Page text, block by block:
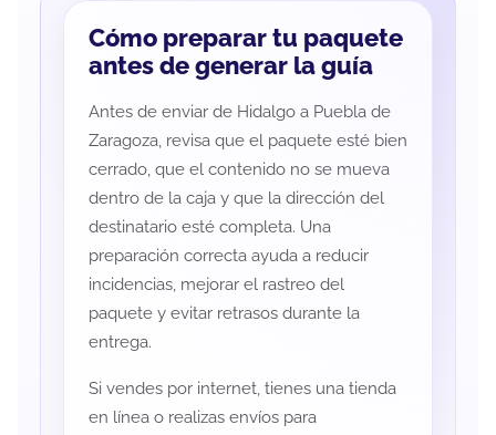
Cómo preparar tu paquete
antes de generar la guía
Antes de enviar de Hidalgo a Puebla de
Zaragoza, revisa que el paquete esté bien
cerrado, que el contenido no se mueva
dentro de la caja y que la dirección del
destinatario esté completa. Una
preparación correcta ayuda a reducir
incidencias, mejorar el rastreo del
paquete y evitar retrasos durante la
entrega.
Si vendes por internet, tienes una tienda
en línea o realizas envíos para